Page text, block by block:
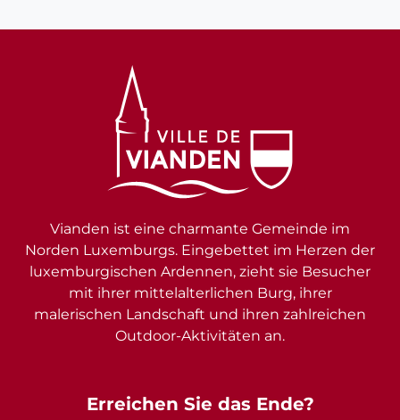
Erreichen Sie das Ende?
Vianden ist eine charmante Gemeinde im
Norden Luxemburgs. Eingebettet im Herzen der
luxemburgischen Ardennen, zieht sie Besucher
mit ihrer mittelalterlichen Burg, ihrer
malerischen Landschaft und ihren zahlreichen
Outdoor-Aktivitäten an.